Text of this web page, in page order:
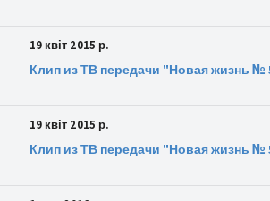
19 квіт 2015 р.
Клип из ТВ передачи "Новая жизнь №
19 квіт 2015 р.
Клип из ТВ передачи "Новая жизнь №